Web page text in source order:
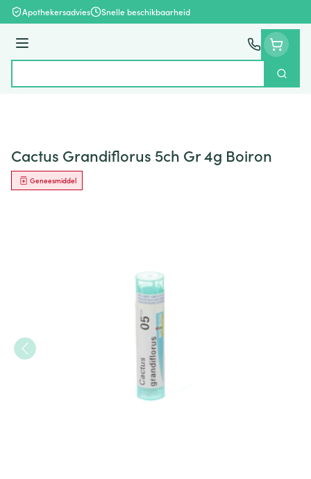
Ga naar de inhoud
Apothekersadvies Snelle beschikbaarheid
Menu
Zoek
Cactus Grandiflorus 5ch Gr 4g Boiron
Geneesmiddel